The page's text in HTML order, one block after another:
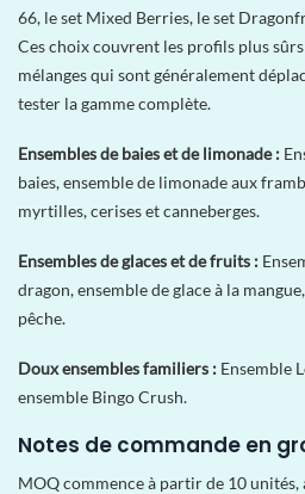
66, le set Mixed Berries, le set
Ces choix couvrent les profils plus
mélanges qui sont généralement
tester la gamme complète.
Ensembles de baies et de limonade :
baies, ensemble de limonade aux
myrtilles, cerises et canneberges.
Ensembles de glaces et de fruits :
dragon, ensemble de glace à la
pêche.
Doux ensembles familiers : Ensemble
ensemble Bingo Crush.
Notes de commande en
MOQ commence à partir de 10